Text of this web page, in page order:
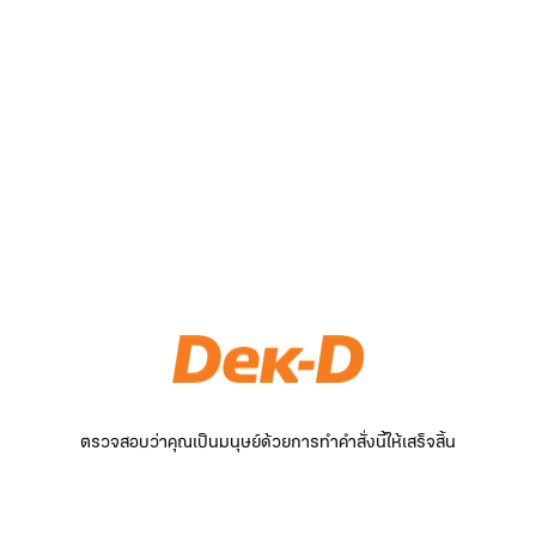
ตรวจสอบว่าคุณเป็นมนุษย์ด้วยการทำคำสั่งนี้ให้เสร็จสิ้น